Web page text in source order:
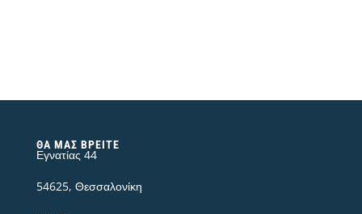
ΘΑ ΜΑΣ ΒΡΕΊΤΕ
Εγνατίας 44
54625, Θεσσαλονίκη